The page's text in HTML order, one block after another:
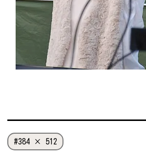
フ
ル
384 × 512